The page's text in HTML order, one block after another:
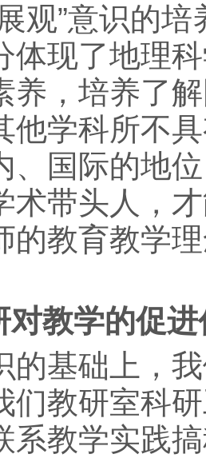
观”意识的
体现了地理
养，培养了
他学科所不
、国际的地
术带头人，
的教育教学
对教学的促进
的基础上，
们教研室科
系教学实践